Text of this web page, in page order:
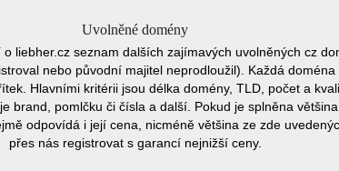
Uvolněné domény
liebher.cz seznam dalších zajímavých uvolněných cz
nebo původní majitel neprodloužil). Každá doména
Hlavními kritérii jsou délka domény, TLD, počet a
brand, pomlčku či čísla a další. Pokud je splněna
odpovídá i její cena, nicméně většina ze zde
přes nás registrovat s garancí nejnižší ceny.